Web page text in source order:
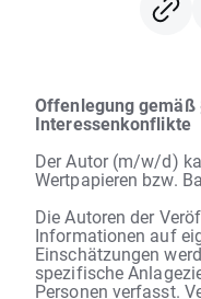
Offenlegung gemäß
Interessenkonflikte
Der Autor (m/w/d)
Wertpapieren bzw.
Die Autoren der
Informationen auf
Einschätzungen
spezifische
Personen verfasst.